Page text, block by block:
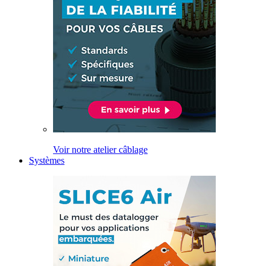
Voir notre atelier câblage
Systèmes